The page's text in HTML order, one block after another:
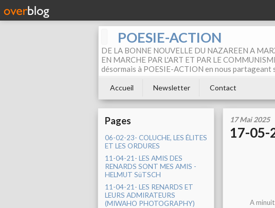
POESIE-ACTION
DE LA BONNE NOUVELLE DU NAZAREEN A
EN MARCHE PAR L'ART ET PAR LE
désormais à POESIE-ACTION en nous
Accueil Newsletter Contact
Pages
06-02-23- COLUCHE, LES ÉLITES
ET LES ORDURES
11-04-21- LES AMIS DES
RENARDS SONT MES AMIS -
HELMUT SüTSCH
11-04-21- LES RENARDS ET
LEURS ADMIRATEURS
(MIWAHO PHOTOGRAPHY)
17 Mai 2025
17-05-
A minuit